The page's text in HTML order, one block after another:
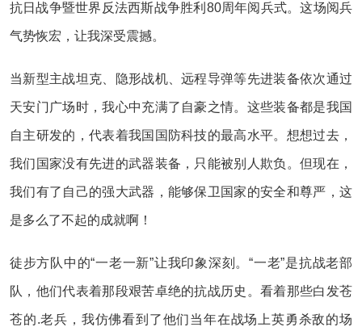
抗日战争暨世界反法西斯战争胜利80周年阅兵式。这场阅兵
气势恢宏，让我深受震撼。
当新型主战坦克、隐形战机、远程导弹等先进装备依次通过
天安门广场时，我心中充满了自豪之情。这些装备都是我国
自主研发的，代表着我国国防科技的最高水平。想想过去，
我们国家没有先进的武器装备，只能被别人欺负。但现在，
我们有了自己的强大武器，能够保卫国家的安全和尊严，这
是多么了不起的成就啊！
徒步方队中的“一老一新”让我印象深刻。“一老”是抗战老部
队，他们代表着那段艰苦卓绝的抗战历史。看着那些白发苍
苍的.老兵，我仿佛看到了他们当年在战场上英勇杀敌的场